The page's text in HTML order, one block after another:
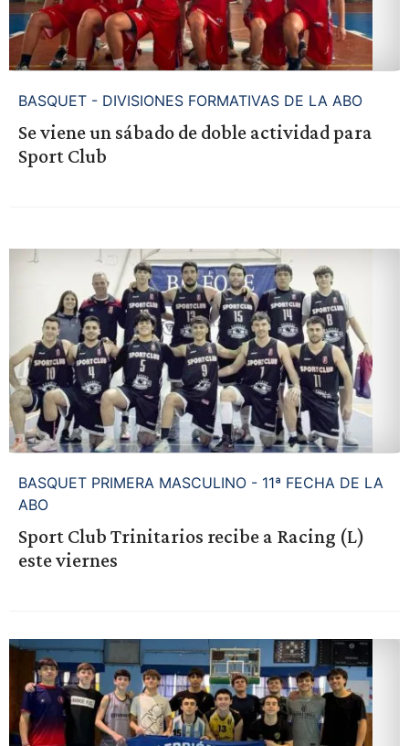
BASQUET - DIVISIONES FORMATIVAS DE LA ABO
Se viene un sábado de doble actividad para
Sport Club
BASQUET PRIMERA MASCULINO - 11ª FECHA DE LA
ABO
Sport Club Trinitarios recibe a Racing (L)
este viernes